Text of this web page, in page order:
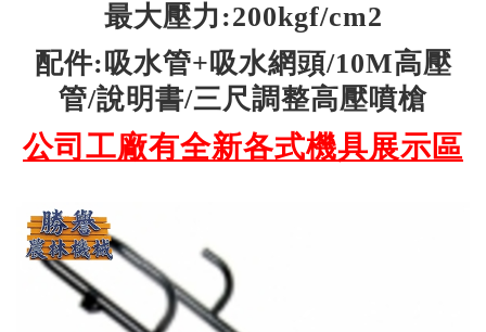
最大壓力:200kgf/cm2
配件:吸水管+吸水網頭/10M高壓
管/說明書/三尺調整高壓噴槍
公司工廠有全新各式機具展示區